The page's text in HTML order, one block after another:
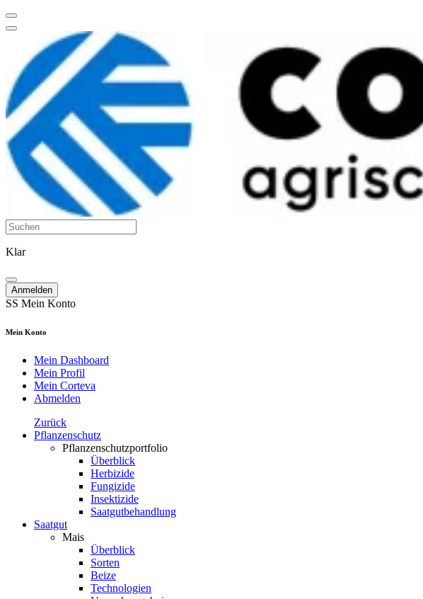
Klar
Anmelden
SS Mein Konto
Mein Konto
Mein Dashboard
Mein Profil
Mein Corteva
Abmelden
Zurück
Pflanzenschutz
Pflanzenschutzportfolio
Überblick
Herbizide
Fungizide
Insektizide
Saatgutbehandlung
Saatgut
Mais
Überblick
Sorten
Beize
Technologien